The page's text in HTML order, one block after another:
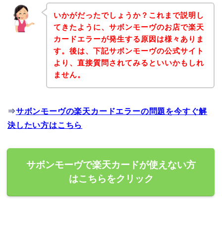
いかがだったでしょうか？これまで説明し
てきたように、サボンモーヴのお店で楽天
カードエラーが発生する原因は様々ありま
す。後は、下記サボンモーヴの公式サイト
より、直接質問されてみるといいかもしれ
ません。
⇒サボンモーヴの楽天カードエラーの問題を今すぐ解
決したい方はこちら
サボンモーヴで楽天カードが使えない方
はこちらをクリック